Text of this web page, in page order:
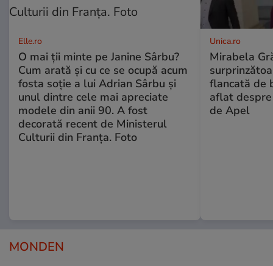
Elle.ro
O mai ții minte pe Janine Sârbu?
Cum arată și cu ce se ocupă acum
fosta soție a lui Adrian Sârbu și
unul dintre cele mai apreciate
modele din anii 90. A fost
decorată recent de Ministerul
Culturii din Franța. Foto
Unica.ro
Mirabela
flancată de
aflat
de Apel
MONDEN